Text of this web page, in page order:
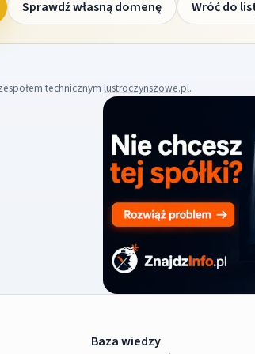
Sprawdź własną domenę Wróć do
technicznym lustroczynszowe.pl.
Baza wiedzy